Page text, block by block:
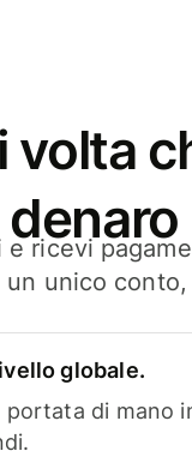
volta
e ricevi
unico
globale.
di mano